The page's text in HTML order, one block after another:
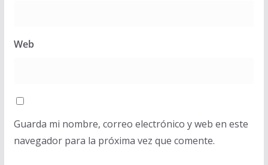
Web
Guarda mi nombre, correo electrónico y web en este
navegador para la próxima vez que comente.